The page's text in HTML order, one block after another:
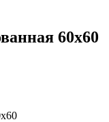
60х60